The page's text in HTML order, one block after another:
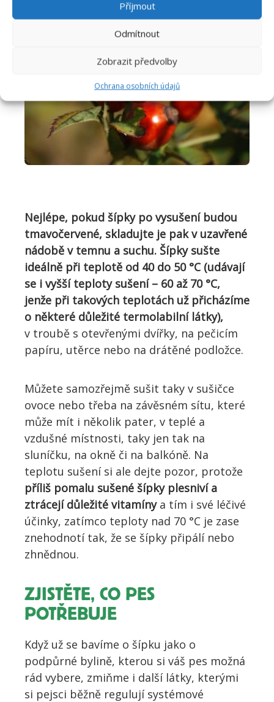
Příjmout
Odmítnout
Zobrazit předvolby
Ochrana osobních údajů
Nejlépe, pokud šípky po vysušení budou
tmavočervené, skladujte je pak v uzavřené
nádobě v temnu a suchu. Šípky sušte
ideálně při teplotě od 40 do 50 °C (udávají
se i vyšší teploty sušení – 60 až 70 °C,
jenže při takových teplotách už přicházíme
o některé důležité termolabilní látky),
v troubě s otevřenými dvířky, na pečicím
papíru, utěrce nebo na drátěné podložce.
Můžete samozřejmě sušit taky v sušičce
ovoce nebo třeba na závěsném sítu, které
může mít i několik pater, v teplé a
vzdušné místnosti, taky jen tak na
sluníčku, na okně či na balkóně. Na
teplotu sušení si ale dejte pozor, protože
příliš pomalu sušené šípky plesniví a
ztrácejí důležité vitamínya tím i své léčivé
účinky, zatímco teploty nad 70 °C je zase
znehodnotí tak, že se šípky připálí nebo
zhnědnou.
ZJISTĚTE, CO PES
POTŘEBUJE
Když už se bavíme o šípku jako o
podpůrné bylině, kterou si váš pes možná
rád vybere, zmiňme i další látky, kterými
si pejsci běžně regulují systémové